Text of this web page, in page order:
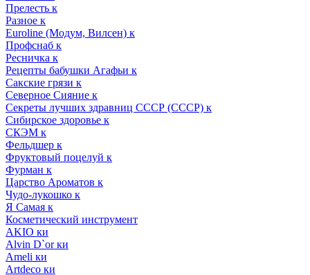
Прелесть к
Разное к
Euroline (Модум, Вилсен) к
Профснаб к
Ресничка к
Рецепты бабушки Агафьи к
Сакские грязи к
Северное Сияние к
Секреты лучших здравниц СССР (СССР) к
Сибирское здоровье к
СКЭМ к
Фельдшер к
Фруктовый поцелуй к
Фурман к
Царство Ароматов к
Чудо-лукошко к
Я Самая к
Косметический инструмент
AKIO ки
Alvin D`or ки
Ameli ки
Artdeco ки